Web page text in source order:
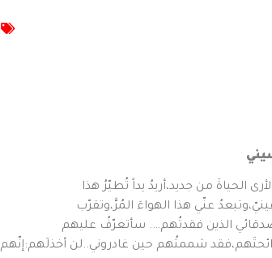
الحياةَ من جديد،أريدُ يداً تُطيّرُ هذا
عنّي هذا الهواءَ المُرَّ،وتقرّب
الذين فقدتُهم…. سأتعرّفُ عليهم
شممتُهم حين غادروني..لن أخذلَهم:إنّهم